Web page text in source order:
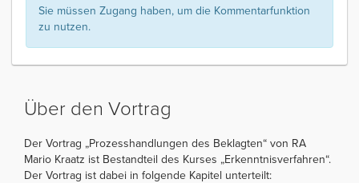
Sie müssen Zugang haben, um die Kommentarfunktion
zu nutzen.
Über den Vortrag
Der Vortrag „Prozesshandlungen des Beklagten“ von RA
Mario Kraatz ist Bestandteil des Kurses „Erkenntnisverfahren“.
Der Vortrag ist dabei in folgende Kapitel unterteilt: